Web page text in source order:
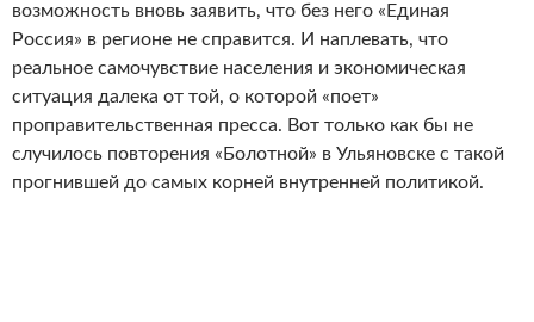
возможность вновь заявить, что без него «Единая
Россия» в регионе не справится. И наплевать, что
реальное самочувствие населения и экономическая
ситуация далека от той, о которой «поет»
проправительственная пресса. Вот только как бы не
случилось повторения «Болотной» в Ульяновске с такой
прогнившей до самых корней внутренней политикой.